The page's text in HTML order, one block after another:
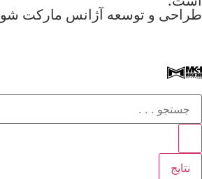
طراحی و توسعه آژانس مارکت شو
نتایج